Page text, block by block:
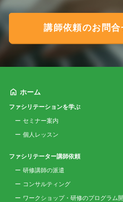
講師依頼のお問合
ホーム
ファシリテーションを学ぶ
セミナー案内
個人レッスン
ファシリテーター講師依頼
研修講師の派遣
コンサルティング
ワークショップ・研修のプログラム